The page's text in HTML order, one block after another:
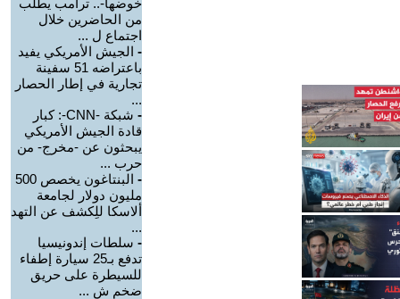
خوضها-.. ترامب يطلب
من الحاضرين خلال
اجتماع ل ...
- الجيش الأمريكي يفيد
باعتراضه 51 سفينة
تجارية في إطار الحصار
...
-
شبكة -CNN-: كبار
قادة الجيش الأمريكي
يبحثون عن -مخرج- من
حرب ...
-
البنتاغون يخصص 500
مليون دولار لجامعة
ألاسكا للِكشف عن التهد
...
- سلطات إندونيسيا
تدفع بـ25 سيارة إطفاء
للسيطرة على حريق
ضخم ش ...